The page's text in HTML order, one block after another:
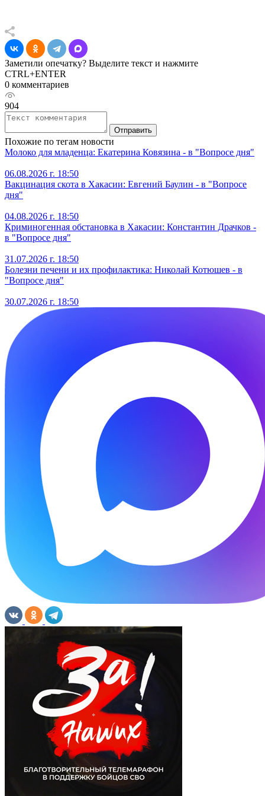
Заметили опечатку? Выделите текст и нажмите
CTRL+ENTER
0 комментариев
904
Отправить
Похожие по тегам новости
Молоко для младенца: Екатерина Ковязина - в "Вопросе дня"
06.08.2026 г. 18:50
Вакцинация скота в Хакасии: Евгений Баулин - в "Вопросе
дня"
04.08.2026 г. 18:50
Криминогенная обстановка в Хакасии: Константин Драчков -
в "Вопросе дня"
31.07.2026 г. 18:50
Болезни печени и их профилактика: Николай Котюшев - в
"Вопросе дня"
30.07.2026 г. 18:50